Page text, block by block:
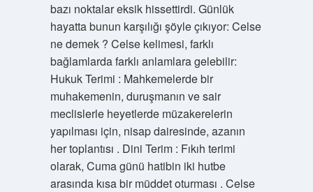
bazı noktalar eksik hissettirdi. Günlük
hayatta bunun karşılığı şöyle çıkıyor: Celse
ne demek ? Celse kelimesi, farklı
bağlamlarda farklı anlamlara gelebilir:
Hukuk Terimi : Mahkemelerde bir
muhakemenin, duruşmanın ve sair
meclislerle heyetlerde müzakerelerin
yapılması için, nisap dairesinde, azanın
her toplantısı . Dini Terim : Fıkıh terimi
olarak, Cuma günü hatibin iki hutbe
arasında kısa bir müddet oturması . Celse